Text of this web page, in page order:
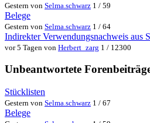
Gestern von Selma.schwarz 1 / 59
Belege
Gestern von Selma.schwarz 1 / 64
Indirekter Verwendungsnachweis aus
vor 5 Tagen von Herbert_zarg 1 / 12300
Unbeantwortete
Stücklisten
Gestern von Selma.schwarz 1 / 67
Belege